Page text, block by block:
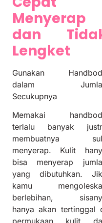
Menyerap
dan
Lengket
Gunakan
dalam
Secukupnya
Memakai
terlalu banyak
membuatnya
menyerap. Kulit
bisa menyerap
yang dibutuhkan.
kamu
berlebihan,
hanya akan tertinggal